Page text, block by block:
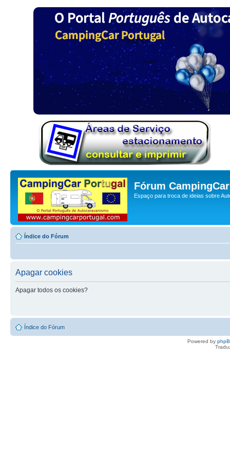
Fórum
Espaço para troca de ideias sobre
Índice do Fórum
Apagar cookies
Apagar todos os cookies?
Índice do Fórum
Powered by